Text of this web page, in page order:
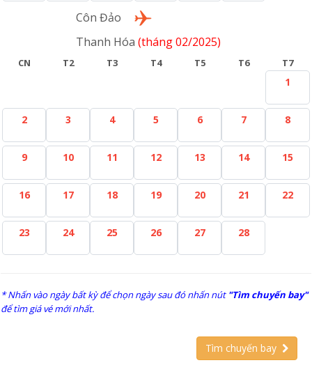
Côn Đảo
Thanh Hóa (tháng 02/2025)
CN T2 T3 T4 T5 T6 T7
1
2 3 4 5 6 7 8
9 10 11 12 13 14 15
16 17 18 19 20 21 22
23 24 25 26 27 28
* Nhấn vào ngày bất kỳ để chọn ngày sau đó nhấn nút "Tìm chuyến bay"
để tìm giá vé mới nhất.
Tìm chuyến bay